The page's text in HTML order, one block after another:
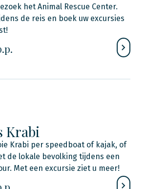
het Animal Rescue Center.
de reis en boek uw excursies
Krabi
Krabi per speedboat of kajak, of
de lokale bevolking tijdens een
Met een excursie ziet u meer!